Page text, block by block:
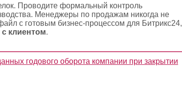
Проводите формальный контроль
Менеджеры по продажам никогда не
с готовым бизнес-процессом для Битрикс24,
клиентом.
годового оборота компании при закрытии